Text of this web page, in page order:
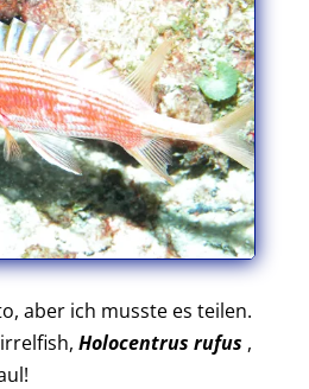
aber ich musste es teilen.
Holocentrus rufus ,